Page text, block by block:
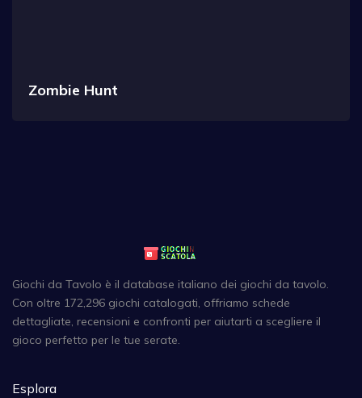
Zombie Hunt
Giochi da Tavolo è il database italiano dei giochi da tavolo.
Con oltre 172,296 giochi catalogati, offriamo schede
dettagliate, recensioni e confronti per aiutarti a scegliere il
gioco perfetto per le tue serate.
Esplora